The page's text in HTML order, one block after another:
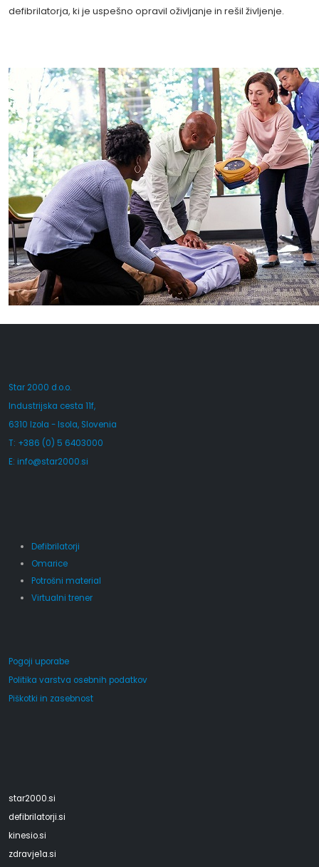
defibrilatorja, ki je uspešno opravil oživljanje in rešil življenje.
Star 2000 d.o.o.
Industrijska cesta 11f,
6310 Izola - Isola, Slovenia
T: +386 (0) 5 6403000
E: info@star2000.si
Defibrilatorji
Omarice
Potrošni material
Virtualni trener
Pogoji uporabe
Politika varstva osebnih podatkov
Piškotki in zasebnost
star2000.si
defibrilatorji.si
kinesio.si
zdravje1a.si